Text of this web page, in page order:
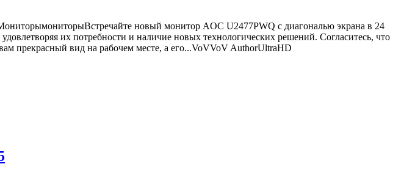
мониторыВстречайте новый монитор AOC U2477PWQ с диагональю экрана в 24
их потребности и наличие новых технологических решений. Согласитесь, что
прекрасный вид на рабочем месте, а его...VoVVoV AuthorUltraHD